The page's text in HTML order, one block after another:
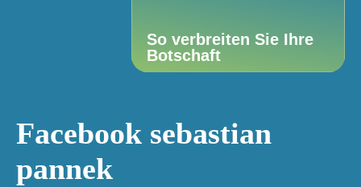
So verbreiten Sie Ihre
Botschaft
Facebook sebastian
pannek